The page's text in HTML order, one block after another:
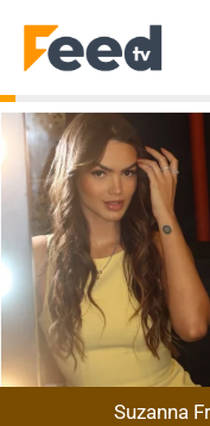
Suzanna